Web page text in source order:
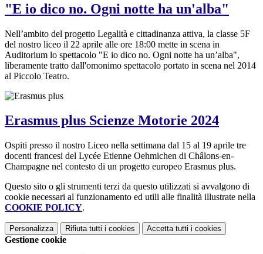
"E io dico no. Ogni notte ha un'alba"
Nell’ambito del progetto Legalità e cittadinanza attiva, la classe 5F
del nostro liceo il 22 aprile alle ore 18:00 mette in scena in
Auditorium lo spettacolo "E io dico no. Ogni notte ha un’alba",
liberamente tratto dall'omonimo spettacolo portato in scena nel 2014
al Piccolo Teatro.
Erasmus plus Scienze Motorie 2024
Ospiti presso il nostro Liceo nella settimana dal 15 al 19 aprile tre
docenti francesi del Lycée Etienne Oehmichen di Châlons-en-
Champagne nel contesto di un progetto europeo Erasmus plus.
Questo sito o gli strumenti terzi da questo utilizzati si avvalgono di
cookie necessari al funzionamento ed utili alle finalità illustrate nella
COOKIE POLICY.
Personalizza Rifiuta tutti i cookies Accetta tutti i cookies
Gestione cookie